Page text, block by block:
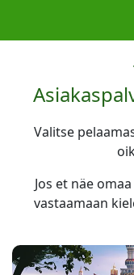
Valitse
Jos et näe
vastaamaan